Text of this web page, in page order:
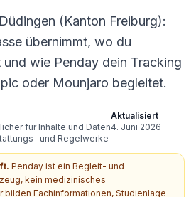
(Kanton Freiburg):
übernimmt, wo du
wie Penday dein Tracking
oder Mounjaro begleitet.
für Inhalte und Daten
Aktualisiert
4. Juni 2026
und Regelwerke
Penday ist ein Begleit- und
kein medizinisches
bilden Fachinformationen, Studienlage